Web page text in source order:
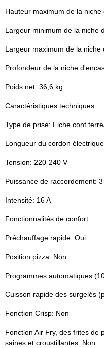
Hauteur maximum de la
Largeur minimum de la niche
Largeur maximum de la
Profondeur de la niche
Poids net: 36,6 kg
Caractéristiques techniques
Type de prise: Fiche
Longueur du cordon
Tension: 220-240 V
Puissance de raccordement:
Intensité: 16 A
Fonctionnalités de confort
Préchauffage rapide: Oui
Position pizza: Non
Programmes automatiques
Cuisson rapide des surgelés
Fonction Crisp: Non
Fonction Air Fry, des frites de
saines et croustillantes: Non